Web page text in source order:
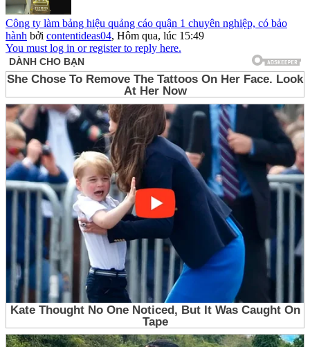
Công ty làm bảng hiệu quảng cáo quận 1 chuyên nghiệp, có bảo
hành bởi contentideas04, Hôm qua, lúc 15:49
You must log in or register to reply here.